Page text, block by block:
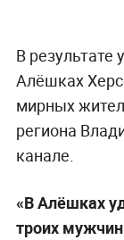
В результате
Алёшках
мирных
региона
канале.
«В Алёшках
троих